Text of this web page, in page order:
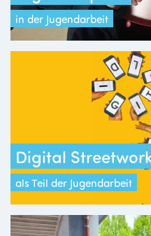
in der Jugendarbeit
Digital
als Teil der Jugendarbeit